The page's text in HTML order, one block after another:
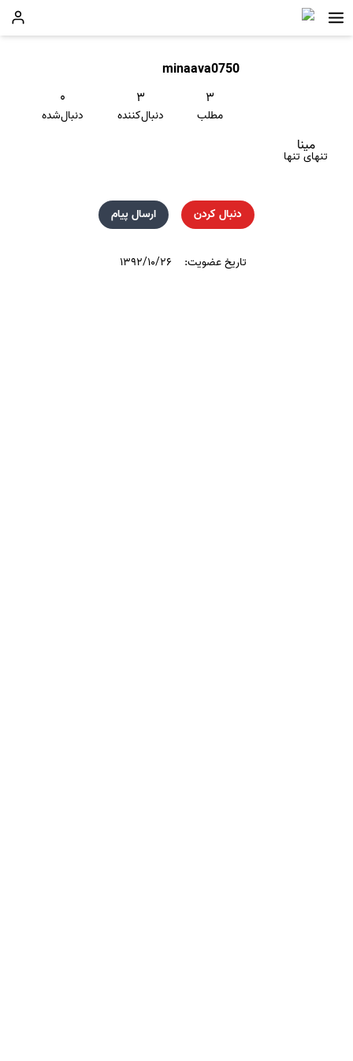
minaava0750
۳
مطلب
۳
دنبال‌کننده
۰
دنبال‌شده
مینا
تنهای تنها
دنبال کردن ارسال پیام
تاریخ عضویت: ۱۳۹۲/۱۰/۲۶